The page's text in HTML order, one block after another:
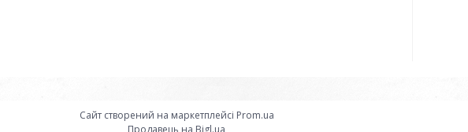
Сайт створений на маркетплейсі Prom.ua
Продавець на Bigl.ua